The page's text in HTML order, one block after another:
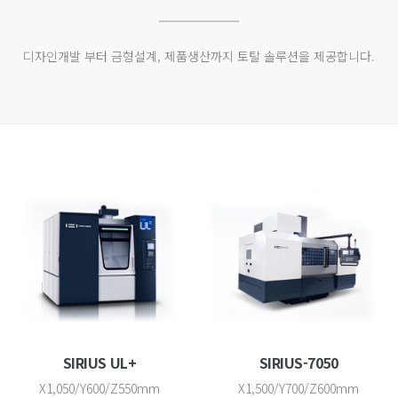
디자인개발 부터 금형설계, 제품생산까지 토탈 솔루션을 제공합니다.
SIRIUS UL+
X1,050/Y600/Z550mm
SIRIUS-7050
X1,500/Y700/Z600mm